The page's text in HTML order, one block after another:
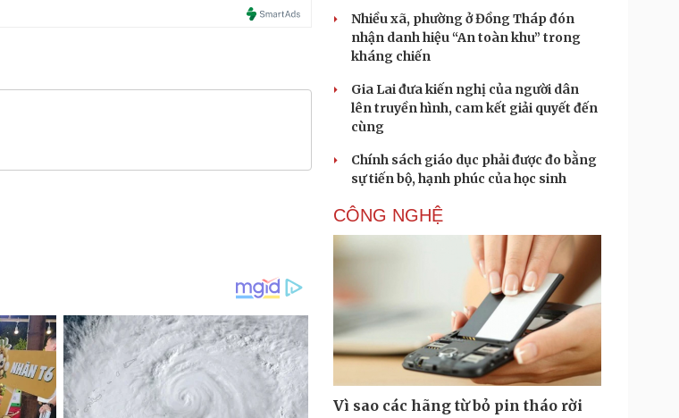
Nhiều xã, phường ở Đồng Tháp đón
nhận danh hiệu “An toàn khu” trong
kháng chiến
Gia Lai đưa kiến nghị của người dân
lên truyền hình, cam kết giải quyết đến
cùng
Chính sách giáo dục phải được đo bằng
sự tiến bộ, hạnh phúc của học sinh
CÔNG NGHỆ
Vì sao các hãng từ bỏ pin tháo rời